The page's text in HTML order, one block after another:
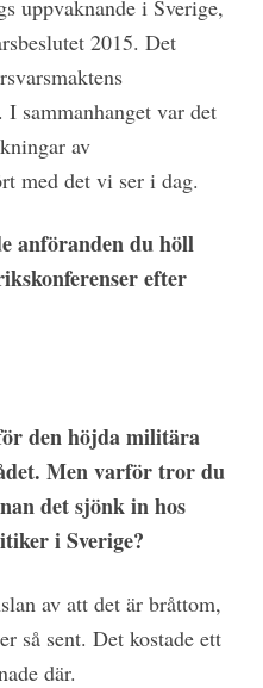
uppvaknande i Sverige,
2015. Det
sammanhanget var det
av
med det vi ser i dag.
anföranden du höll
efter
den höjda militära
Men varför tror du
det sjönk in hos
i Sverige?
av att det är bråttom,
så sent. Det kostade ett
där.